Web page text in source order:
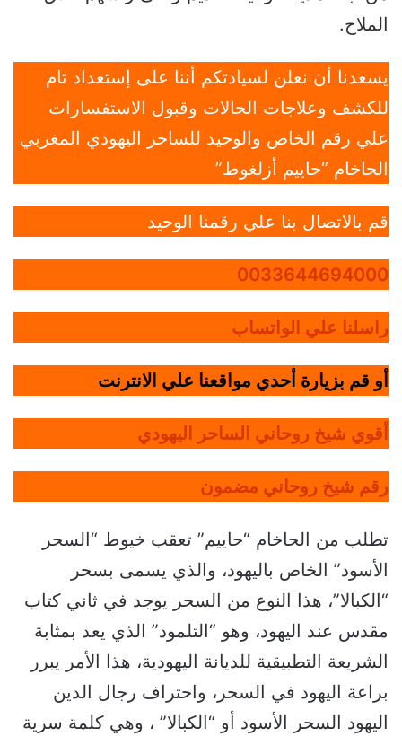
الملاح.
يسعدنا أن نعلن لسيادتكم أننا على إستعداد تام
للكشف وعلاجات الحالات وقبول الاستفسارات
علي رقم الخاص والوحيد للساحر اليهودي المغربي
الحاخام “حاييم أزلغوط”
قم بالاتصال بنا علي رقمنا الوحيد
0033644694000
راسلنا علي الواتساب
أو قم بزيارة أحدي مواقعنا علي الانترنت
أقوي شيخ روحاني الساحر اليهودي
رقم شيخ روحاني مضمون
تطلب من الحاخام “حاييم” تعقب خيوط “السحر
الأسود” الخاص باليهود، والذي يسمى بسحر
“الكبالا”، هذا النوع من السحر يوجد في ثاني كتاب
مقدس عند اليهود، وهو “التلمود” الذي يعد بمثابة
الشريعة التطبيقية للديانة اليهودية، هذا الأمر يبرر
براعة اليهود في السحر، واحتراف رجال الدين
اليهود السحر الأسود أو “الكبالا” ، وهي كلمة سرية